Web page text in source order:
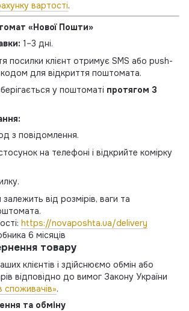
вартості.
«Нової Пошти»
1–3 дні.
посилки клієнт отримує SMS або push-
для відкриття поштомата.
у поштоматі протягом 3
з повідомлення.
на телефоні і відкрийте комірку
від розмірів, ваги та
https://novaposhta.ua/delivery
6 місяців
товару
клієнтів і здійснюємо обмін або
відповідно до вимог Закону України
споживачів».
та обміну